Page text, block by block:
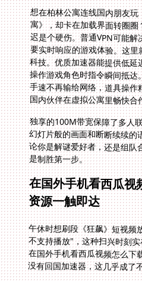
想在柏林公寓连线国内朋友
寓》，却卡在加载界面转圈圈
迟是个硬伤。普通VPN可能解
要实时响应的游戏体验。这里
科技。优质加速器能提供低延
操作游戏角色时指令瞬间抵达
手速不再输给网络，道具操作
国内伙伴在虚拟公寓里畅快合
独享的100M带宽保障了多人
幻灯片般的画面和断断续续的
论你是解谜爱好者，还是组队
是制胜第一步。
在国外手机看西瓜视
资源一触即达
午休时想刷段《狂飙》短视频
不支持播放"，这种扫兴时刻
在国外手机看西瓜视频怎么下
没有回国加速器，这几乎成了